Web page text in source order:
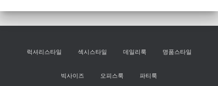
럭셔리스타일 섹시스타일 데일리룩 명품스타일
빅사이즈 오피스룩 파티룩